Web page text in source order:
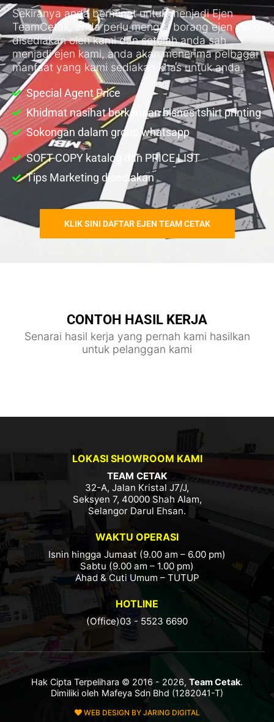
Sekiranya anda berminat untuk menjadi Ejen
TeamCetak, anda perlu mengisi borang ejen yang
disediakan oleh kami dan setelah anda sah
menjadi ejen kami, anda akan menerima pelbagai
manfaat yang kami sediakan khas untuk anda.
Special Agent Price
Khidmat nasihat berkenaan bisnes tshirt printing
Sokongan dalam group whatsapp
SOFT-COPY katalog dan PRICE LIST
Tips Marketing disediakan
KLIK SINI DAFTAR EJEN TEAM CETAK
CONTOH HASIL KERJA
Senarai hasil kerja yang pernah kami hasilkan
untuk pelanggan kami
LOKASI SHOWROOM KAMI
TEAM CETAK
32-A, Jalan Kristal J7/J,
Seksyen 7, 40000 Shah Alam,
Selangor Darul Ehsan.
WAKTU OPERASI
Isnin hingga Jumaat (9.00 am – 6.00 pm)
Sabtu (9.00 am – 1.00 pm)
Ahad & Cuti Umum – TUTUP
HOTLINE
(Office)03 - 5523 6690
Hak Cipta Terpelihara © 2016 - 2026, Team Cetak.
Dimiliki oleh Mafeya Sdn Bhd (1282041-T)
WEB DESIGN BY JARING DIGITAL